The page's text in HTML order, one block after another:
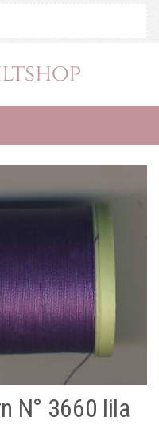
N° 3660 lila